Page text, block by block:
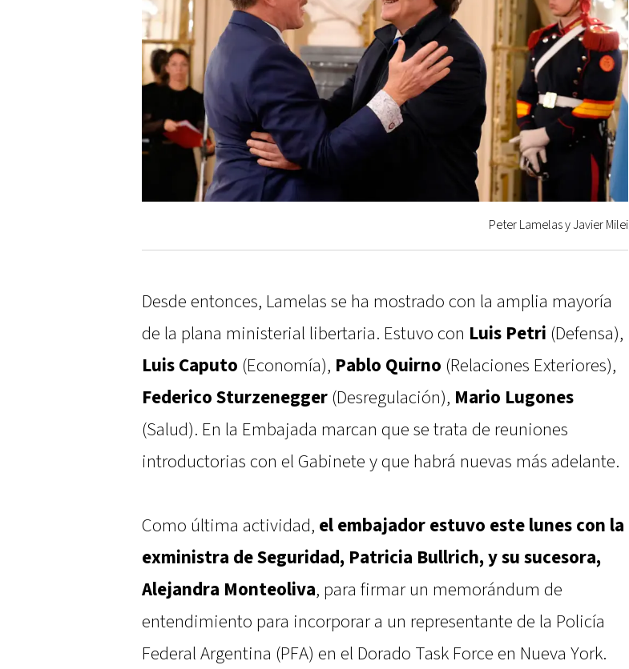
Peter Lamelas y Javier Milei
Desde entonces, Lamelas se ha mostrado con la amplia mayoría
de la plana ministerial libertaria. Estuvo con Luis Petri (Defensa),
Luis Caputo (Economía), Pablo Quirno (Relaciones Exteriores),
Federico Sturzenegger (Desregulación), Mario Lugones
(Salud). En la Embajada marcan que se trata de reuniones
introductorias con el Gabinete y que habrá nuevas más adelante.
Como última actividad, el embajador estuvo este lunes con la
exministra de Seguridad, Patricia Bullrich, y su sucesora,
Alejandra Monteoliva, para firmar un memorándum de
entendimiento para incorporar a un representante de la Policía
Federal Argentina (PFA) en el Dorado Task Force en Nueva York.